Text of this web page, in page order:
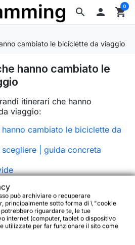
search  shopping_cart
0
cambiato le biciclette da viaggio
hanno cambiato le
itinerari che hanno
viaggio:
cambiato le biciclette da
| guida concreta
Trail: pneumatici, rapporti,
può archiviare o recuperare
principalmente sotto forma di \ "cookie
riguardare te, le tue
internet (computer, tablet o dispositivo
utilizzate per far funzionare il sito come